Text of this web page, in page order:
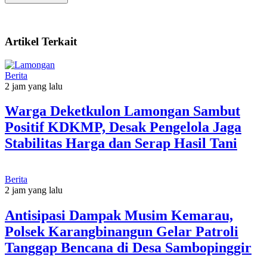
Artikel Terkait
Berita
2 jam yang lalu
Warga Deketkulon Lamongan Sambut
Positif KDKMP, Desak Pengelola Jaga
Stabilitas Harga dan Serap Hasil Tani
Berita
2 jam yang lalu
Antisipasi Dampak Musim Kemarau,
Polsek Karangbinangun Gelar Patroli
Tanggap Bencana di Desa Sambopinggir